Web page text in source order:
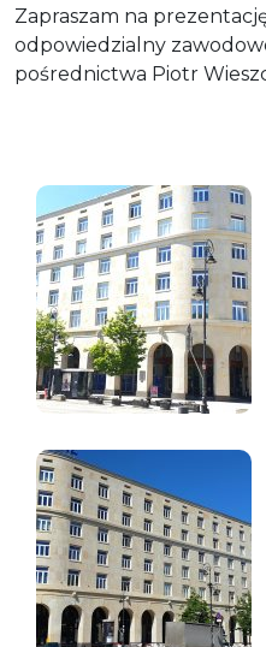
Zapraszam na
odpowiedzialny
pośrednictwa Piotr